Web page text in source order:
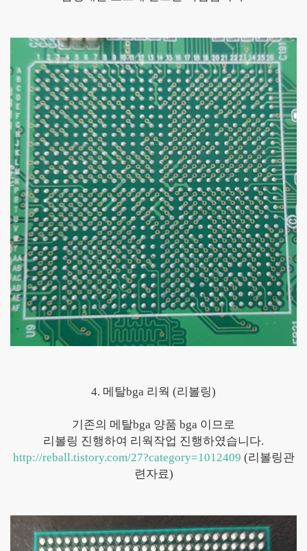
4. 메탈bga 리웍 (리볼링)
기존의 메탈bga 양품 bga 이므로
리볼링 진행하여 리웍작업 진행하였습니다.
http://reball.tistory.com/27?category=1012409 (리볼링관
련자료)